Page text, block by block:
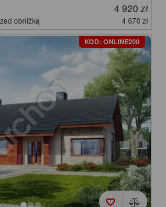
4 920 zł
obniżką 4 670 zł
KOD: ONLINE200